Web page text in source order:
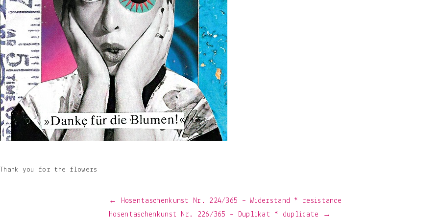
Thank you for the flowers
Beitragsnavigation
← Hosentaschenkunst Nr. 224/365 – Widerstand * resistance
Hosentaschenkunst Nr. 226/365 – Duplikat * duplicate →